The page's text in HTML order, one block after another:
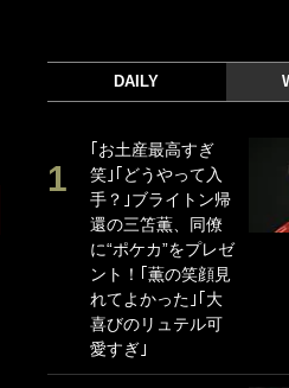
DAILY
｢お土産最高すぎ
笑｣｢どうやって入
手？｣ブライトン帰
還の三笘薫、同僚
に“ポケカ”をプレゼ
ント！｢薫の笑顔見
れてよかった｣｢大
喜びのリュテル可
愛すぎ｣